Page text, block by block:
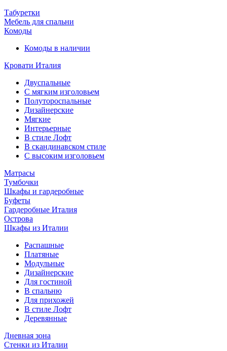
Табуретки
Мебель для спальни
Комоды
Комоды в наличии
Кровати Италия
Двуспальные
С мягким изголовьем
Полутороспальные
Дизайнерские
Мягкие
Интерьерные
В стиле Лофт
В скандинавском стиле
С высоким изголовьем
Матрасы
Тумбочки
Шкафы и гардеробные
Буфеты
Гардеробные Италия
Острова
Шкафы из Италии
Распашные
Платяные
Модульные
Дизайнерские
Для гостиной
В спальню
Для прихожей
В стиле Лофт
Деревянные
Дневная зона
Стенки из Италии